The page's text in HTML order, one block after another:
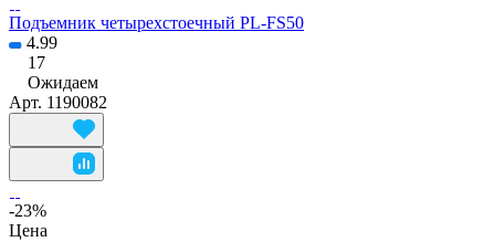
Подъемник четырехстоечный PL-FS50
4.99
17
Ожидаем
Арт. 1190082
-23%
Цена